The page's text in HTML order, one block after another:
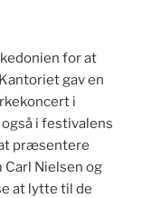
for at
gav en
i
i festivalens
præsentere
Carl Nielsen og
at lytte til de